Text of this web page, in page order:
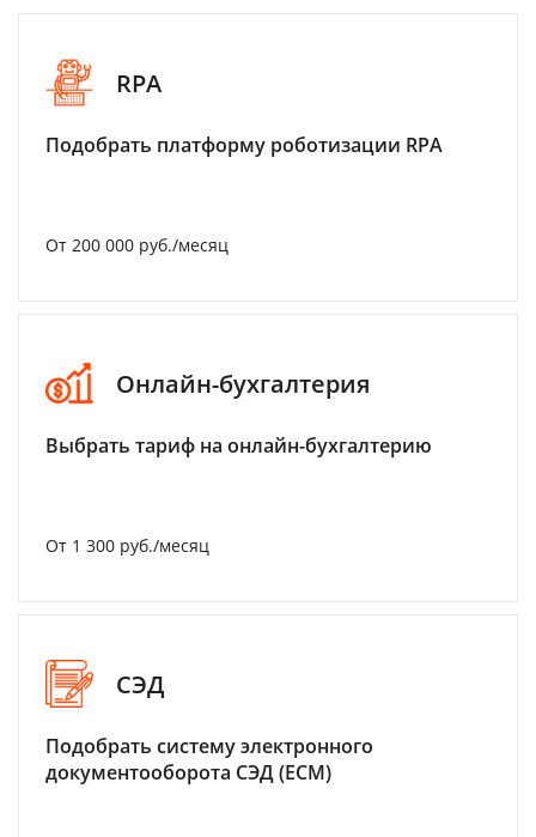
RPA
Подобрать платформу роботизации RPA
От 200 000 руб./месяц
Онлайн-бухгалтерия
Выбрать тариф на онлайн-бухгалтерию
От 1 300 руб./месяц
СЭД
Подобрать систему электронного
документооборота СЭД (ECM)